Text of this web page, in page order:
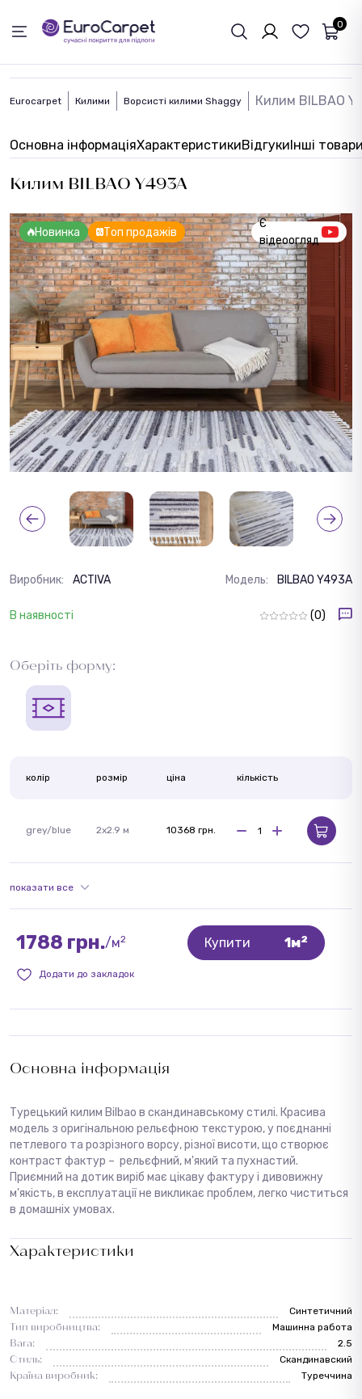
0
Eurocarpet Килими Ворсисті килими Shaggy Килим BILBAO
Основна інформаціяХарактеристикиВідгукиІнші
Килим BILBAO Y493A
Новинка Топ продажів
Є
відеоогляд
Основна інформація
Турецький килим Bilbao в скандинавському стилі. Красива
модель з оригінальною рельєфною текстурою, у поєднанні
петлевого та розрізного ворсу, різної висоти, що створює
контраст фактур – рельєфний, м'який та пухнастий.
Приємний на дотик виріб має цікаву фактуру і дивовижну
м'якість, в експлуатації не викликає проблем, легко чиститься
в домашніх умовах.
Характеристики
Матеріал:
Синтетичний
Тип виробництва:
Машинна работа
Вага:
2.5
Стиль:
Cкандинавский
Країна виробник:
Туреччина
Виробник: ACTIVA Модель: BILBAO Y493A
В наявності (0)
Оберіть форму:
колір розмір ціна кількість
grey/blue 2x2.9 м 10368 грн.
показати все
1788 грн./м2 Купити 1м2
Додати до закладок
ЗВОРОТНІЙ ЗВЯЗОК